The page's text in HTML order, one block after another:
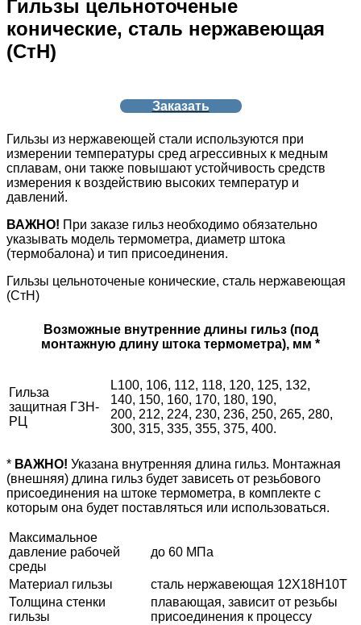
Гильзы цельноточеные
конические, сталь нержавеющая
(СтН)
Заказать
Гильзы из нержавеющей стали используются при
измерении температуры сред агрессивных к медным
сплавам, они также повышают устойчивость средств
измерения к воздействию высоких температур и
давлений.
ВАЖНО! При заказе гильз необходимо обязательно
указывать модель термометра, диаметр штока
(термобалона) и тип присоединения.
Гильзы цельноточеные конические, сталь нержавеющая
(СтН)
Возможные внутренние длины гильз (под
монтажную длину штока термометра), мм *
Гильза
защитная ГЗН-
РЦ
L100, 106, 112, 118, 120, 125, 132,
140, 150, 160, 170, 180, 190,
200, 212, 224, 230, 236, 250, 265, 280,
300, 315, 335, 355, 375, 400.
* ВАЖНО! Указана внутренняя длина гильз. Монтажная
(внешняя) длина гильз будет зависеть от резьбового
присоединения на штоке термометра, в комплекте с
которым она будет поставляться или использоваться.
Максимальное
давление рабочей
среды
до 60 МПа
Материал гильзы
сталь нержавеющая 12Х18Н10Т
Толщина стенки
гильзы
плавающая, зависит от резьбы
присоединения к процессу